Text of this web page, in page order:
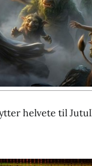
helvete til